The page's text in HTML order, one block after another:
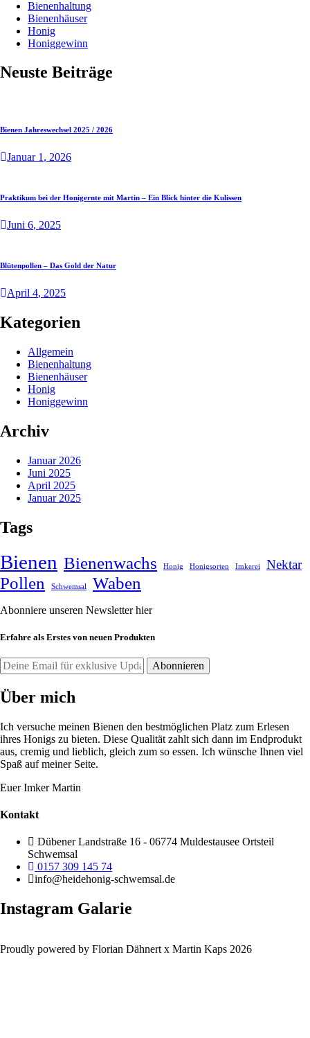
Bienenhaltung
Bienenhäuser
Honig
Honiggewinn
Neuste Beiträge
Bienen Jahreswechsel 2025 / 2026
Januar 1 , 2026
Praktikum bei der Honigernte mit Martin – Ein Blick hinter die Kulissen
Juni 6, 2025
Blütenpollen – Das Gold der Natur
April 4, 2025
Kategorien
Allgemein
Bienenhaltung
Bienenhäuser
Honig
Honiggewinn
Archiv
Januar 2026
Juni 2025
April 2025
Januar 2025
Tags
Bienen Bienenwachs Honig Honigsorten Imkerei Nektar
Pollen Schwemsal Waben
Abonniere unseren Newsletter hier
Erfahre als Erstes von neuen Produkten
Über mich
Ich versuche meinen Bienen den bestmöglichen Platz zum Erlesen
ihres Honigs zu bieten. Diese Qualität zahlt sich dann im Endprodukt
aus, cremig und lieblich, gleich zum so essen. Ich wünsche Ihnen viel
Spaß auf meiner Seite.
Euer Imker Martin
Kontakt
Dübener Landstraße 16 - 06774 Muldestausee Ortsteil
Schwemsal
0157 309 145 74
info@heidehonig-schwemsal.de
Instagram Galarie
Proudly powered by Florian Dähnert x Martin Kaps 2026